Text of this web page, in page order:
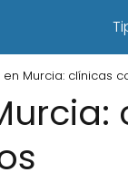
Murcia: clínicas